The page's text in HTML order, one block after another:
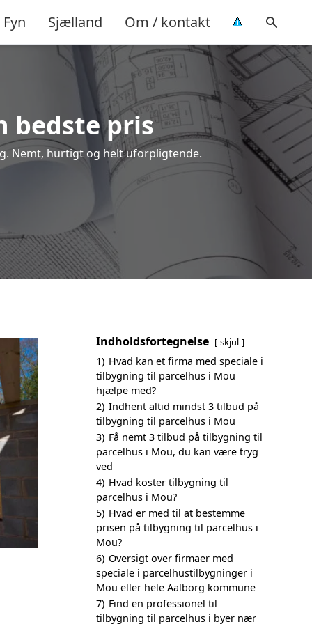
Fyn Sjælland Om / kontakt
bedste pris
Nemt, hurtigt og helt uforpligtende.
Indholdsfortegnelse skjul
1) Hvad kan et firma med speciale i
tilbygning til parcelhus i Mou
hjælpe med?
2) Indhent altid mindst 3 tilbud på
tilbygning til parcelhus i Mou
3) Få nemt 3 tilbud på tilbygning til
parcelhus i Mou, du kan være tryg
ved
4) Hvad koster tilbygning til
parcelhus i Mou?
5) Hvad er med til at bestemme
prisen på tilbygning til parcelhus i
Mou?
6) Oversigt over firmaer med
speciale i parcelhustilbygninger i
Mou eller hele Aalborg kommune
7) Find en professionel til
tilbygning til parcelhus i byer nær